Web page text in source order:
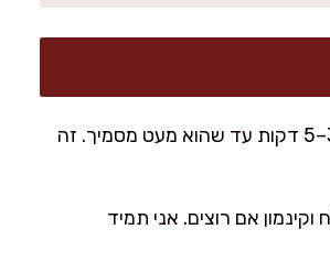
בקערה מערבבים חלב צמחי עם מיץ לימון. מניחים בצד 3–5 דקות עד שהוא מעט מסמיך. זה
אם רוצים. אני תמיד